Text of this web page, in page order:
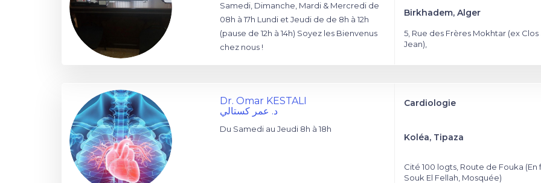
Samedi, Dimanche, Mardi & Mercredi de
08h à 17h Lundi et Jeudi de de 8h à 12h
(pause de 12h à 14h) Soyez les Bienvenus
chez nous !
Birkhadem, Alger
5, Rue des Frères Mokhtar (ex Clos
Jean),
Dr. Omar KESTALI
د. عمر كستالي
Du Samedi au Jeudi 8h à 18h
Cardiologie
Koléa, Tipaza
Cité 100 logts, Route de Fouka (En
Souk El Fellah, Mosquée)